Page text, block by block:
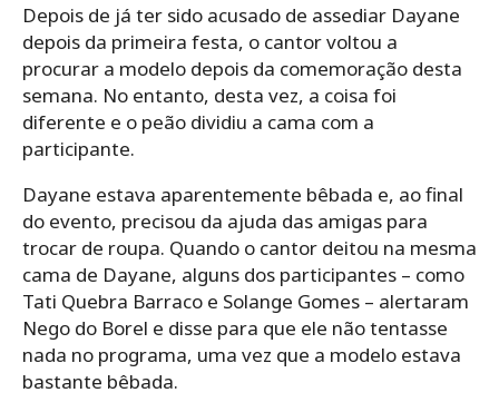
Depois de já ter sido acusado de assediar Dayane
depois da primeira festa, o cantor voltou a
procurar a modelo depois da comemoração desta
semana. No entanto, desta vez, a coisa foi
diferente e o peão dividiu a cama com a
participante.
Dayane estava aparentemente bêbada e, ao final
do evento, precisou da ajuda das amigas para
trocar de roupa. Quando o cantor deitou na mesma
cama de Dayane, alguns dos participantes – como
Tati Quebra Barraco e Solange Gomes – alertaram
Nego do Borel e disse para que ele não tentasse
nada no programa, uma vez que a modelo estava
bastante bêbada.